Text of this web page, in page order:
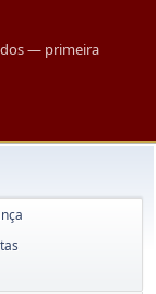
— primeira